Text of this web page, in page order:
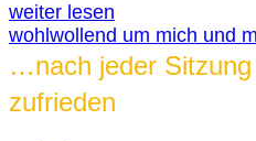
weiter lesen
wohlwollend um mich und
…nach jeder
zufrieden